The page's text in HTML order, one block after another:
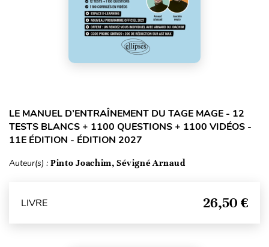
LE MANUEL D’ENTRAÎNEMENT DU TAGE MAGE - 12
TESTS BLANCS + 1100 QUESTIONS + 1100 VIDÉOS -
11E ÉDITION - ÉDITION 2027
Auteur(s) : Pinto Joachim, Sévigné Arnaud
LIVRE 26,50 €